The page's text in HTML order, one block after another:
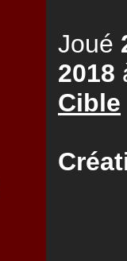
Joué
2018
Cible